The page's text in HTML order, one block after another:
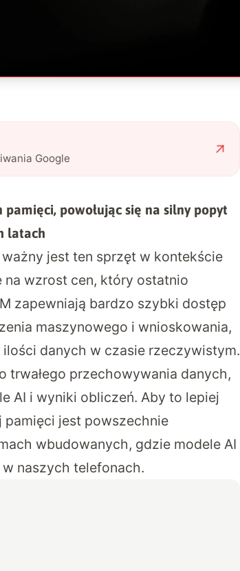
Google
powołując się na silny popyt
latach
jest ten sprzęt w kontekście
na wzrost cen, który ostatnio
zapewniają bardzo szybki dostęp
maszynowego i wnioskowania,
danych w czasie rzeczywistym.
trwałego przechowywania danych,
AI i wyniki obliczeń. Aby to lepiej
jest powszechnie
wbudowanych, gdzie modele AI
naszych telefonach.